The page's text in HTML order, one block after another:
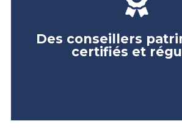
Des conseillers
certifiés et
Enfin, en confiant vos projets à un
Gestion de Patrimoine (CGP)
professionnel et toujours